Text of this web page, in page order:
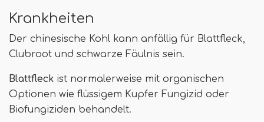
Krankheiten
Der chinesische Kohl kann anfällig für Blattfleck,
Clubroot und schwarze Fäulnis sein.
Blattfleck ist normalerweise mit organischen
Optionen wie flüssigem Kupfer Fungizid oder
Biofungiziden behandelt.